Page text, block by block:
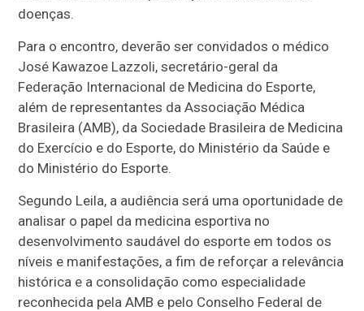
doenças.
Para o encontro, deverão ser convidados o médico
José Kawazoe Lazzoli, secretário-geral da
Federação Internacional de Medicina do Esporte,
além de representantes da Associação Médica
Brasileira (AMB), da Sociedade Brasileira de Medicina
do Exercício e do Esporte, do Ministério da Saúde e
do Ministério do Esporte.
Segundo Leila, a audiência será uma oportunidade de
analisar o papel da medicina esportiva no
desenvolvimento saudável do esporte em todos os
níveis e manifestações, a fim de reforçar a relevância
histórica e a consolidação como especialidade
reconhecida pela AMB e pelo Conselho Federal de